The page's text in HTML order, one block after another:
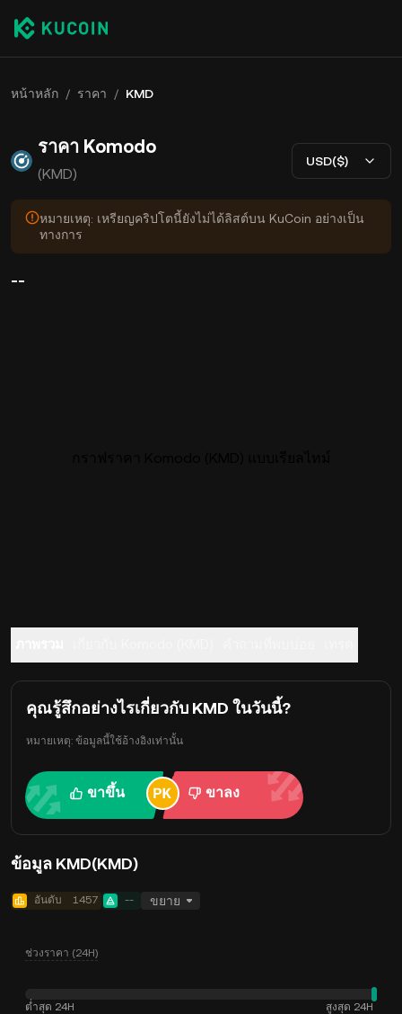
หน้าหลัก / ราคา / KMD
ราคา Komodo
(KMD)
USD($)
หมายเหตุ: เหรียญคริปโตนี้ยังไม่ได้ลิสต์บน KuCoin อย่างเป็น
ทางการ
--
คุณรู้สึกอย่างไรเกี่ยวกับ KMD ในวันนี้?
หมายเหตุ: ข้อมูลนี้ใช้อ้างอิงเท่านั้น
ขาขึ้น ขาลง
ข้อมูล KMD(KMD)
อันดับ 1457 -- ขยาย
ช่วงราคา (24H)
ต่ำสุด 24H
สูงสุด 24H